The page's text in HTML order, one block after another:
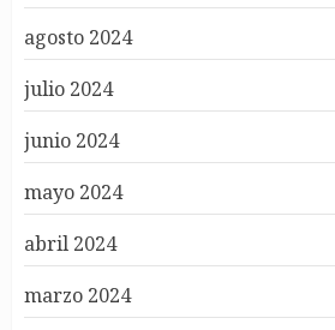
agosto 2024
julio 2024
junio 2024
mayo 2024
abril 2024
marzo 2024